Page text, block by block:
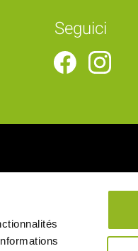
Seguici
Note legali